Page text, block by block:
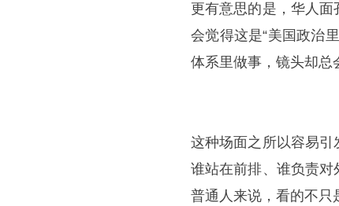
更有意思的是，华人
会觉得这是“美国政治
体系里做事，镜头却总
这种场面之所以容易
谁站在前排、谁负责
普通人来说，看的不只